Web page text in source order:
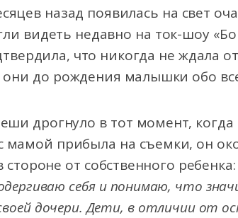
назад появилась на свет
видеть недавно на ток-шоу
что никогда не ждала
они до рождения малышки обо
дрогнуло в тот момент,
мамой прибыла на съемки, он
стороне от собственного ребенка:
себя и понимаю, что
дочери. Дети, в отличии от